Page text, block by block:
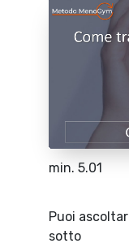
min. 5.01
Puoi
sotto